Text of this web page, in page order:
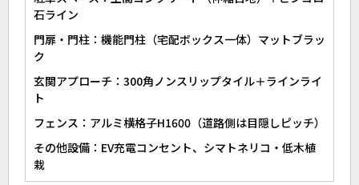
石ライン
門扉・門柱：機能門柱（宅配ボックス一体）マットブラッ
ク
玄関アプローチ：300角ノンスリップタイル＋ラインライ
ト
フェンス：アルミ横格子H1600（道路側は目隠しピッチ）
その他設備：EV充電コンセント、シマトネリコ・低木植
栽